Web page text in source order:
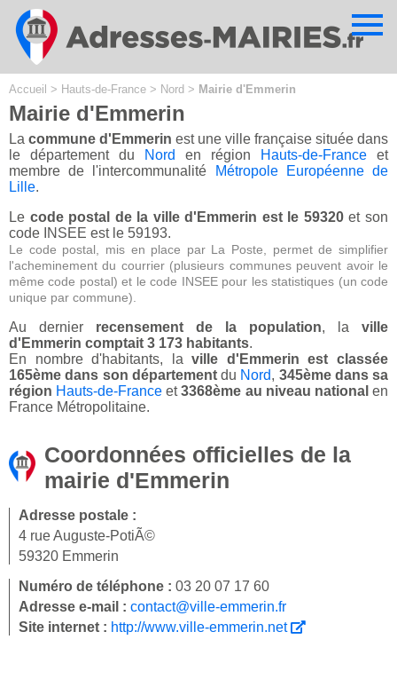
Accueil > Hauts-de-France > Nord > Mairie d'Emmerin
Mairie d'Emmerin
La commune d'Emmerin est une ville française située dans
le département du
Nord en région Hauts-de-France et
membre de l'intercommunalité
Métropole Européenne de
Lille.
Le code postal de la ville d'Emmerin est le 59320et son
code INSEE est le 59193.
Le code postal, mis en place par La Poste, permet de simplifier
l'acheminement du courrier (plusieurs communes peuvent avoir le
même code postal) et le code INSEE pour les statistiques (un code
unique par commune).
Au dernier recensement de la population, la ville
d'Emmerin comptait 3 173 habitants.
En nombre d'habitants, laville d'Emmerin est classée
165ème dans son départementdu Nord, 345ème dans sa
région Hauts-de-France et3368ème au niveau national en
France Métropolitaine.
Coordonnées officielles de la
mairie d'Emmerin
Adresse postale :
4 rue Auguste-PotiÃ©
59320 Emmerin
Numéro de téléphone : 03 20 07 17 60
Adresse e-mail : contact@ville-emmerin.fr
Site internet : http://www.ville-emmerin.net
Cookies management panel